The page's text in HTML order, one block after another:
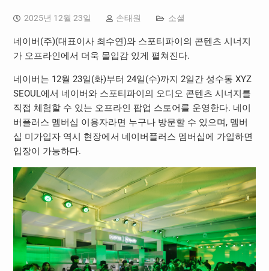
2025년 12월 23일 손태원 소셜
네이버(주)(대표이사 최수연)와 스포티파이의 콘텐츠 시너지
가 오프라인에서 더욱 몰입감 있게 펼쳐진다.
네이버는 12월 23일(화)부터 24일(수)까지 2일간 성수동 XYZ
SEOUL에서 네이버와 스포티파이의 오디오 콘텐츠 시너지를
직접 체험할 수 있는 오프라인 팝업 스토어를 운영한다. 네이
버플러스 멤버십 이용자라면 누구나 방문할 수 있으며, 멤버
십 미가입자 역시 현장에서 네이버플러스 멤버십에 가입하면
입장이 가능하다.